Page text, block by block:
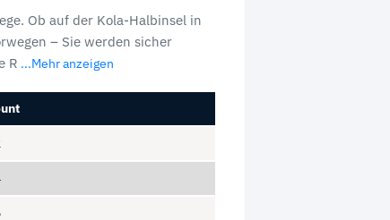
Ob auf der Kola-Halbinsel in
– Sie werden sicher
R ...Mehr anzeigen